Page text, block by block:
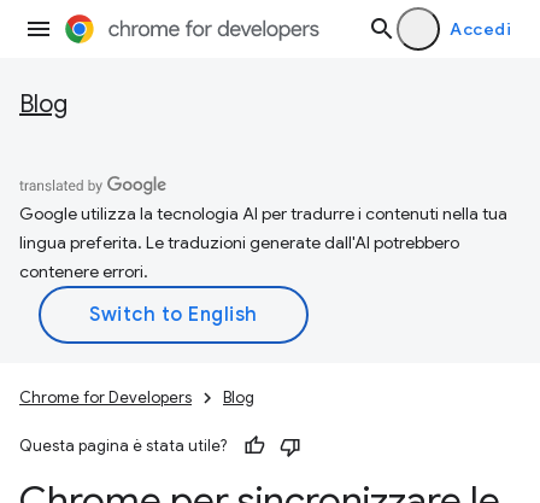
Accedi
Blog
Google utilizza la tecnologia AI per tradurre i contenuti nella tua
lingua preferita. Le traduzioni generate dall'AI potrebbero
contenere errori.
Chrome for Developers Blog
Questa pagina è stata utile?